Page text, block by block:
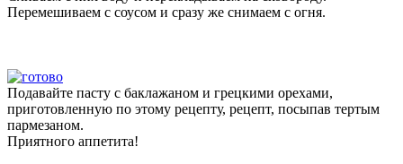
Перемешиваем с соусом и сразу же снимаем с огня.
Подавайте пасту с баклажаном и грецкими орехами,
приготовленную по этому рецепту, рецепт, посыпав тертым
пармезаном.
Приятного аппетита!